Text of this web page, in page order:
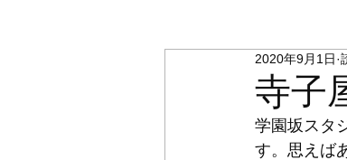
寺子
2020年9月1日
学園坂スタ
す。思えば